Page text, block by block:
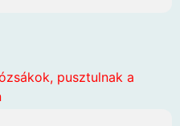
pusztulnak a